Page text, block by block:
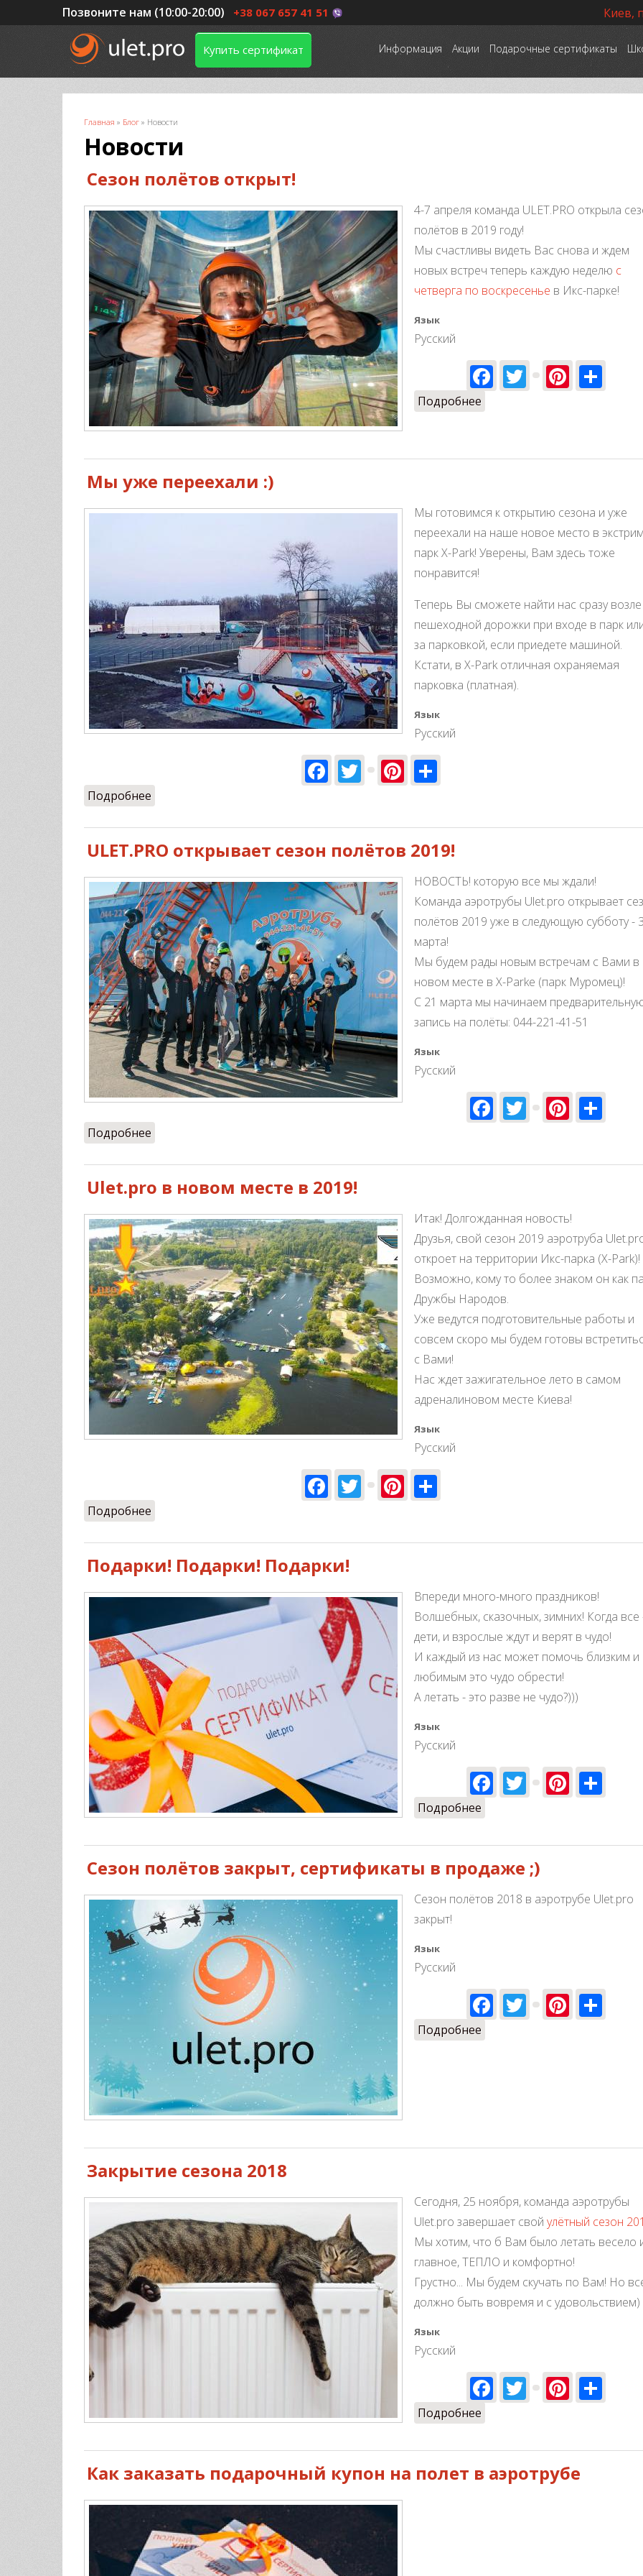
Позвоните нам (10:00-20:00) +38 067 657 41 51 Киев,
Купить сертификат Информация Акции Подарочные сертификаты
Вы здесь
Главная » Блог » Новости
Новости
Сезон полётов открыт!
4-7 апреля команда ULET.PRO открыла
полётов в 2019 году!
Мы счастливы видеть Вас снова и ждем
новых встреч теперь каждую неделю с
четверга по воскресенье в Икс-парке!
Язык
Русский
Facebook
Twitter
Подробнее
Мы уже переехали :)
Мы готовимся к открытию сезона и уже
переехали на наше новое место в
парк X-Park! Уверены, Вам здесь тоже
понравится!
Теперь Вы сможете найти нас сразу возле
пешеходной дорожки при входе в парк
за парковкой, если приедете машиной.
Кстати, в X-Park отличная охраняемая
парковка (платная).
Язык
Русский
Facebook
TwitterPinterest
Подробнее
ULET.PRO открывает сезон полётов 2019!
НОВОСТЬ! которую все мы ждали!
Команда аэротрубы Ulet.pro открывает
полётов 2019 уже в следующую субботу -
марта!
Мы будем рады новым встречам с Вами в
новом месте в X-Parke (парк Муромец)!
С 21 марта мы начинаем
запись на полёты: 044-221-41-51
Язык
Русский
Facebook
Twitter
Подробнее
Ulet.pro в новом месте в 2019!
Итак! Долгожданная новость!
Друзья, свой сезон 2019 аэротруба
откроет на территории Икс-парка (X-Park)!
Возможно, кому то более знаком он как
Дружбы Народов.
Уже ведутся подготовительные работы и
совсем скоро мы будем готовы
с Вами!
Нас ждет зажигательное лето в самом
адреналиновом месте Киева!
Язык
Русский
Facebook
TwitterPinterest
Подробнее
Подарки! Подарки! Подарки!
Впереди много-много праздников!
Волшебных, сказочных, зимних! Когда все
дети, и взрослые ждут и верят в чудо!
И каждый из нас может помочь близким и
любимым это чудо обрести!
А летать - это разве не чудо?)))
Язык
Русский
Facebook
Twitter
Подробнее
Сезон полётов закрыт, сертификаты в продаже ;)
Сезон полётов 2018 в аэротрубе Ulet.pro
закрыт!
Язык
Русский
Facebook
Twitter
Подробнее
Закрытие сезона 2018
Сегодня, 25 ноября, команда аэротрубы
Ulet.pro завершает свой улётный сезон
Мы хотим, что б Вам было летать весело
главное, ТЕПЛО и комфортно!
Грустно... Мы будем скучать по Вам! Но
должно быть вовремя и с удовольствием)
Язык
Русский
Facebook
Twitter
Подробнее
Как заказать подарочный купон на полет в аэротрубе